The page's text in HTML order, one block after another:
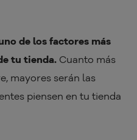
de los factores más
tu tienda. Cuanto más
mayores serán las
piensen en tu tienda